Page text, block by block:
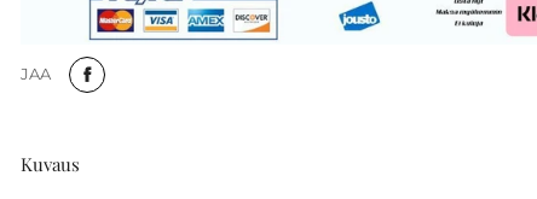
JAA
Kuvaus